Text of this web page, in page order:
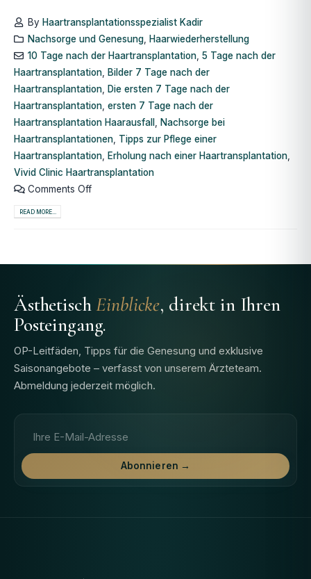
By Haartransplantationsspezialist Kadir
Nachsorge und Genesung,
Haarwiederherstellung
10 Tage nach der Haartransplantation, 5 Tage nach der
Haartransplantation
Bilder 7 Tage nach der
Haartransplantation
Die ersten 7 Tage nach der
Haartransplantation ersten 7 Tage nach der
Haartransplantation Haarausfall
Nachsorge bei
Haartransplantationen Tipps zur Pflege einer
Haartransplantation
Erholung nach einer Haartransplantation
Vivid Clinic Haartransplantation
Comments Off
READ MORE...
ÄsthetischEinblicke, direkt in Ihren
Posteingang.
OP-Leitfäden, Tipps für die Genesung und exklusive
Saisonangebote – verfasst von unserem Ärzteteam.
Abmeldung jederzeit möglich.
Abonnieren →